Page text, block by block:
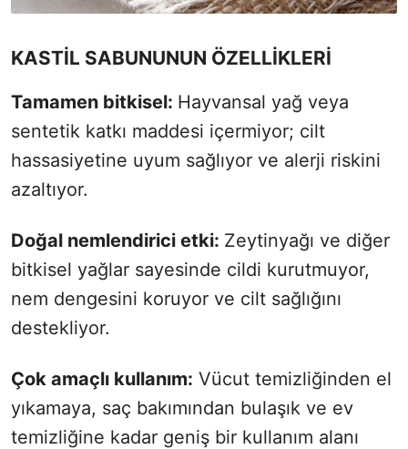
KASTİL SABUNUNUN ÖZELLİKLERİ
Tamamen bitkisel: Hayvansal yağ veya
sentetik katkı maddesi içermiyor; cilt
hassasiyetine uyum sağlıyor ve alerji riskini
azaltıyor.
Doğal nemlendirici etki: Zeytinyağı ve diğer
bitkisel yağlar sayesinde cildi kurutmuyor,
nem dengesini koruyor ve cilt sağlığını
destekliyor.
Çok amaçlı kullanım: Vücut temizliğinden el
yıkamaya, saç bakımından bulaşık ve ev
temizliğine kadar geniş bir kullanım alanı